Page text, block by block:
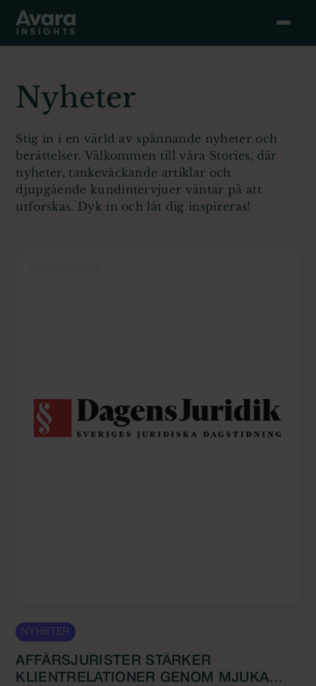
Nyheter
Stig in i en värld av spännande nyheter och
berättelser. Välkommen till våra Stories, där
nyheter, tankeväckande artiklar och
djupgående kundintervjuer väntar på att
utforskas. Dyk in och låt dig inspireras!
NYHETER
AFFÄRSJURISTER STÄRKER
KLIENTRELATIONER GENOM MJUKA